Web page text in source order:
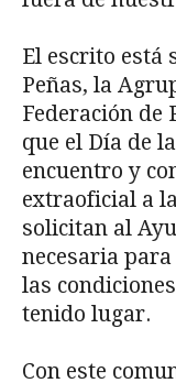
El escrito está
Peñas, la
Federación de
que el Día de
encuentro y
extraoficial a
solicitan al
necesaria
las
tenido lugar.
Con este